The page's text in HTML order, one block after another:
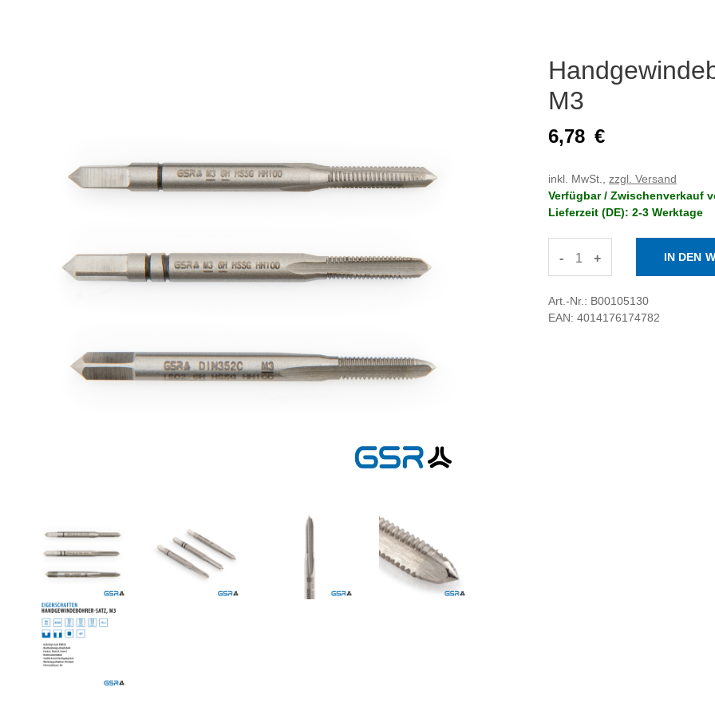
M3
6,78 €
inkl. MwSt., zzgl. Versand
Verfügbar / Zwischenverkauf
Lieferzeit (DE): 2-3 Werktage
- +
Art.-Nr.: B00105130
EAN: 4014176174782